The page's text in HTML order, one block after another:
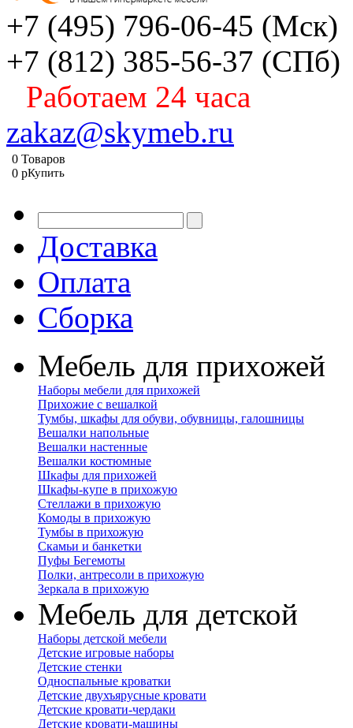
+7 (495) 796-06-45 (Мск)
+7 (812) 385-56-37 (СПб)
Работаем 24 часа
zakaz@skymeb.ru
0 Товаров
0 pКупить
Доставка
Оплата
Сборка
Мебель для прихожей
Наборы мебели для прихожей
Прихожие с вешалкой
Тумбы, шкафы для обуви, обувницы, галошницы
Вешалки напольные
Вешалки настенные
Вешалки костюмные
Шкафы для прихожей
Шкафы-купе в прихожую
Стеллажи в прихожую
Комоды в прихожую
Тумбы в прихожую
Скамьи и банкетки
Пуфы Бегемоты
Полки, антресоли в прихожую
Зеркала в прихожую
Мебель для детской
Наборы детской мебели
Детские игровые наборы
Детские стенки
Односпальные кроватки
Детские двухъярусные кровати
Детские кровати-чердаки
Детские кровати-машины